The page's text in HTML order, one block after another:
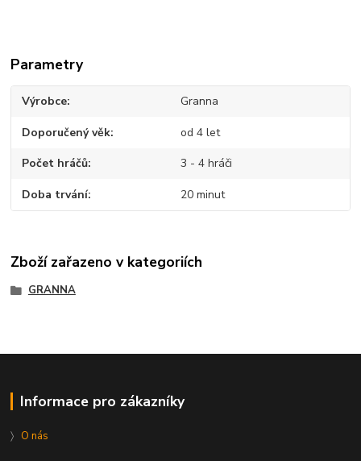
Parametry
Výrobce Granna
Doporučený věk od 4 let
Počet hráčů 3 - 4 hráči
Doba trvání 20 minut
Zboží zařazeno v kategoriích
GRANNA
Informace pro zákazníky
〉 O nás